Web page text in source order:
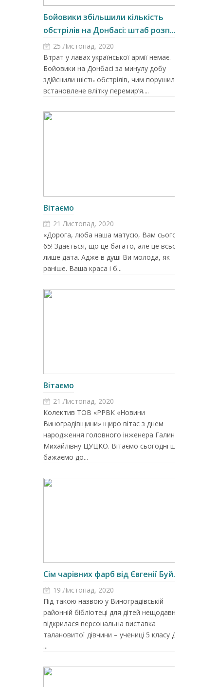
Бойовики збільшили кількість
обстрілів на Донбасі: штаб розп...
25 Листопад, 2020
Втрат у лавах української армії немає.
Бойовики на Донбасі за минулу добу
здійснили шість обстрілів, чим порушили
встановлене влітку перемир’я....
Вітаємо
21 Листопад, 2020
«Дорога, люба наша матусю, Вам сьогодні –
65! Здається, що це багато, але це всього
лише дата. Адже в душі Ви молода, як
раніше. Ваша краса і б...
Вітаємо
21 Листопад, 2020
Колектив ТОВ «РРВК «Новини
Виноградівщини» щиро вітає з днем
народження головного інженера Галину
Михайлівну ЦУЦКО. Вітаємо сьогодні щиро,
бажаємо до...
Сім чарівних фарб від Євгенії Буй...
19 Листопад, 2020
Під такою назвою у Виноградівській
районній бібліотеці для дітей нещодавно
відкрилася персональна виставка
талановитої дівчини – учениці 5 класу ДШМ
...